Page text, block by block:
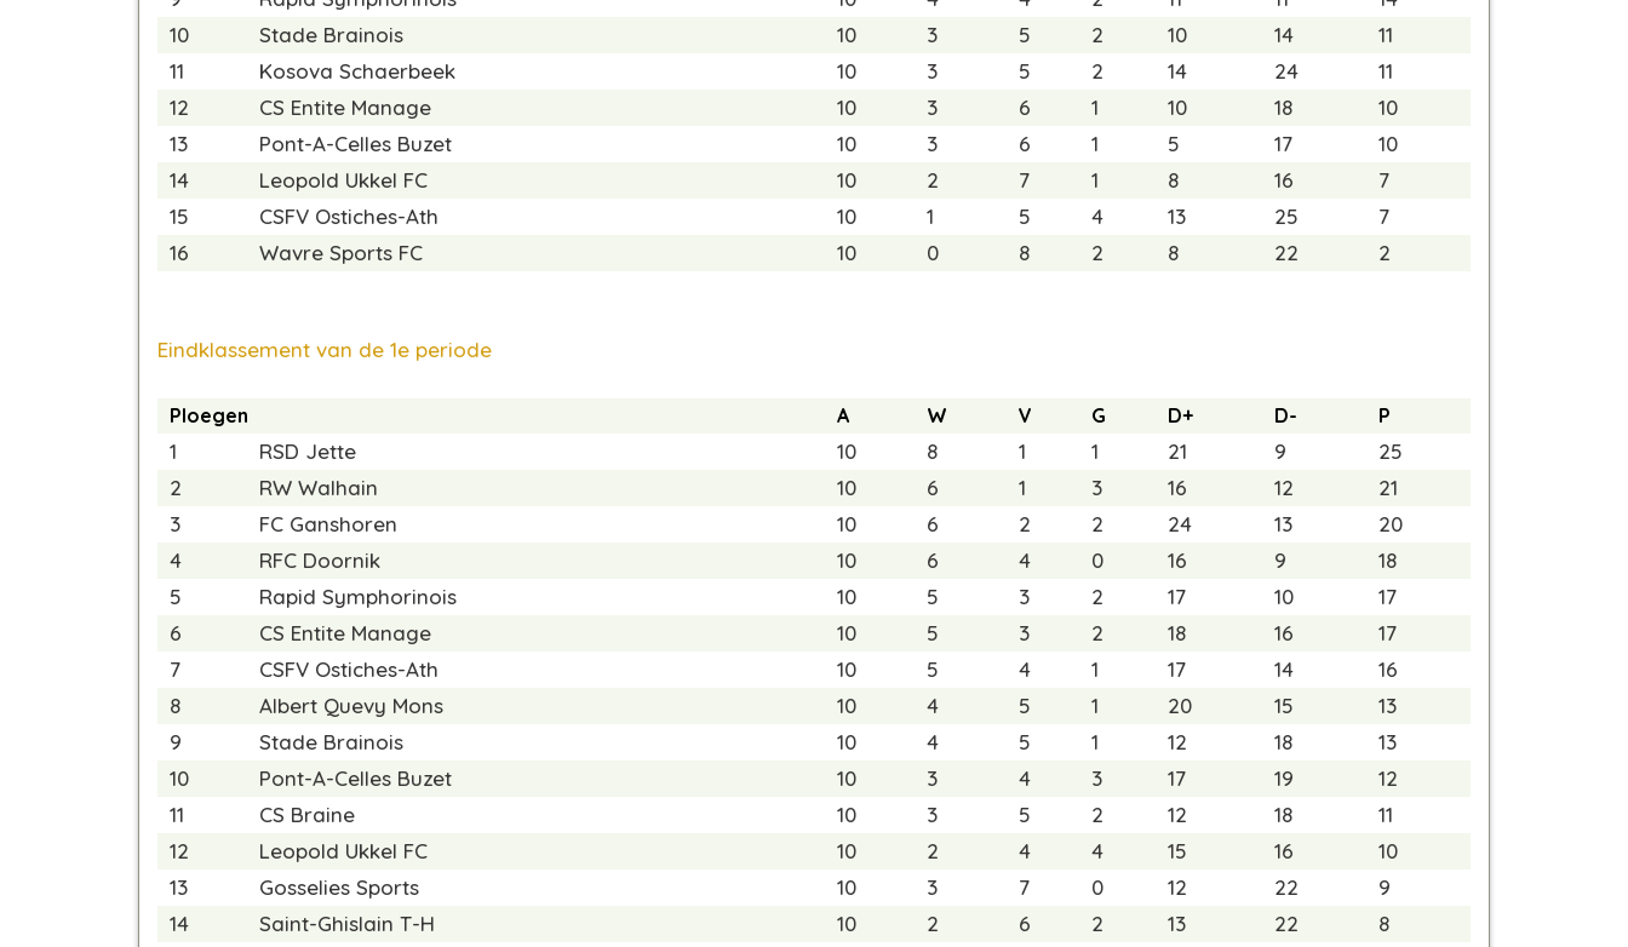
10
Stade Brainois 10 3 5 2 10 14
11
11
Kosova Schaerbeek 10 3 5 2 14 24
11
12
CS Entite Manage 10 3 6 1 10 18
10
13
Pont-A-Celles Buzet 10 3 6 1 5 17
10
14
Leopold Ukkel FC 10 2 7 1 8 16
7
15
CSFV Ostiches-Ath 10 1 5 4 13 25
7
16
Wavre Sports FC 10 0 8 2 8 22 2
Eindklassement van de 1e periode
Ploegen A W V G D+ D- P
1 RSD Jette 10 8 1 1 21 9
25
2
RW Walhain 10 6 1 3 16 12
21
3
FC Ganshoren 10 6 2 2 24 13
20
4
RFC Doornik 10 6 4 0 16 9
18
5
Rapid Symphorinois 10 5 3 2 17 10
17
6
CS Entite Manage 10 5 3 2 18 16
17
7
CSFV Ostiches-Ath 10 5 4 1 17 14
16
8
Albert Quevy Mons 10 4 5 1 20 15
13
9
Stade Brainois 10 4 5 1 12 18
13
10
Pont-A-Celles Buzet 10 3 4 3 17 19
12
11
CS Braine 10 3 5 2 12 18
11
12
Leopold Ukkel FC 10 2 4 4 15 16
10
13
Gosselies Sports 10 3 7 0 12 22
9
14
Saint-Ghislain T-H 10 2 6 2 13 22 8